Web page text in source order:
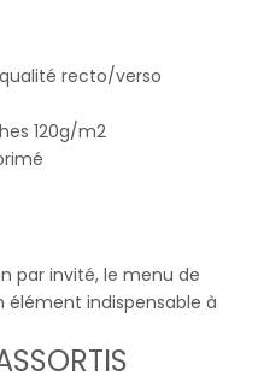
recto/verso
120g/m2
par invité, le menu de
indispensable à